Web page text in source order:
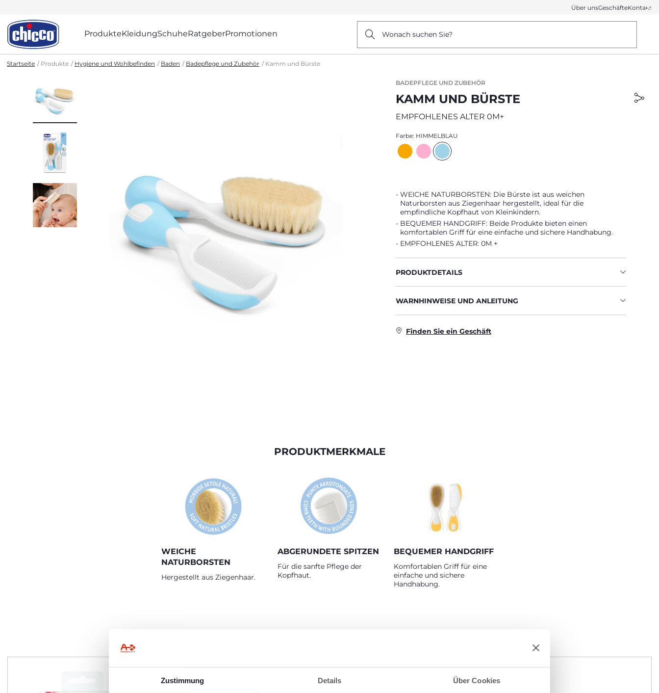
Zustimmung Details Über Cookies
Über unsGeschäfteKontakt
ProdukteKleidungSchuheRatgeberPromotionen Wonach suchen Sie?
Startseite Produkte Hygiene und Wohlbefinden Baden Badepflege und Zubehör Kamm und Bürste
BADEPFLEGE UND ZUBEHÖR
KAMM UND BÜRSTE
EMPFOHLENES ALTER 0M+
Farbe: HIMMELBLAU
WEICHE NATURBORSTEN: Die Bürste ist aus weichen
Naturborsten aus Ziegenhaar hergestellt, ideal für die
empfindliche Kopfhaut von Kleinkindern.
BEQUEMER HANDGRIFF: Beide Produkte bieten einen
komfortablen Griff für eine einfache und sichere Handhabung.
EMPFOHLENES ALTER: 0M +
PRODUKTDETAILS
WARNHINWEISE UND ANLEITUNG
Finden Sie ein Geschäft
PRODUKTMERKMALE
WEICHE
NATURBORSTEN
Hergestellt aus Ziegenhaar.
ABGERUNDETE SPITZEN
Für die sanfte Pflege der
Kopfhaut.
BEQUEMER HANDGRIFF
Komfortablen Griff für eine
einfache und sichere
Handhabung.